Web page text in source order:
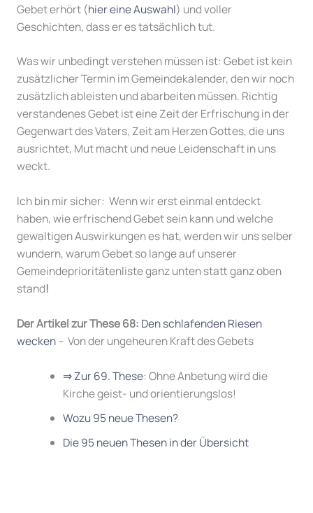
Gebet erhört (hier eine Auswahl) und voller
Geschichten, dass er es tatsächlich tut.
Was wir unbedingt verstehen müssen ist: Gebet ist kein
zusätzlicher Termin im Gemeindekalender, den wir noch
zusätzlich ableisten und abarbeiten müssen. Richtig
verstandenes Gebet ist eine Zeit der Erfrischung in der
Gegenwart des Vaters, Zeit am Herzen Gottes, die uns
ausrichtet, Mut macht und neue Leidenschaft in uns
weckt.
Ich bin mir sicher: Wenn wir erst einmal entdeckt
haben, wie erfrischend Gebet sein kann und welche
gewaltigen Auswirkungen es hat, werden wir uns selber
wundern, warum Gebet so lange auf unserer
Gemeindeprioritätenliste ganz unten statt ganz oben
stand!
Der Artikel zur These 68: Den schlafenden Riesen
wecken– Von der ungeheuren Kraft des Gebets
⇒ Zur 69. These: Ohne Anbetung wird die
Kirche geist- und orientierungslos!
Wozu 95 neue Thesen?
Die 95 neuen Thesen in der Übersicht